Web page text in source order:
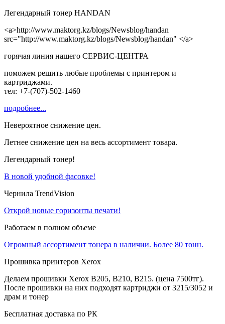
Легендарный тонер HANDAN
<a>http://www.maktorg.kz/blogs/Newsblog/handan
src="http://www.maktorg.kz/blogs/Newsblog/handan" </a>
горячая линия нашего СЕРВИС-ЦЕНТРА
поможем решить любые проблемы с принтером и
картриджами.
тел: +7-(707)-502-1460
подробнее...
Невероятное снижение цен.
Летнее снижение цен на весь ассортимент товара.
Легендарный тонер!
В новой удобной фасовке!
Чернила TrendVision
Открой новые горизонты печати!
Работаем в полном объеме
Огромный ассортимент тонера в наличии. Более 80 тонн.
Прошивка принтеров Xerox
Делаем прошивки Xerox B205, B210, B215. (цена 7500тг).
После прошивки на них подходят картриджи от 3215/3052 и
драм и тонер
Бесплатная доставка по РК